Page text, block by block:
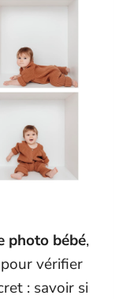
photo bébé,
vérifier
: savoir si